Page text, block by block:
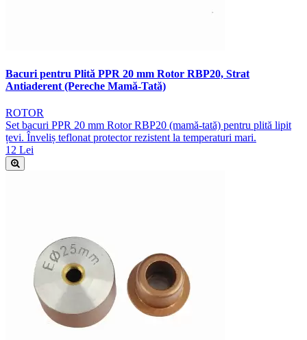
Bacuri pentru Plită PPR 20 mm Rotor RBP20, Strat
Antiaderent (Pereche Mamă-Tată)
ROTOR
Set bacuri PPR 20 mm Rotor RBP20 (mamă-tată) pentru plită lipit
țevi. Înveliș teflonat protector rezistent la temperaturi mari.
12 Lei